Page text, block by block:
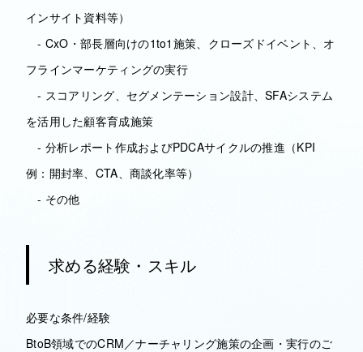
インサイト資料等）
- CxO・部長層向けの1to1施策、クローズドイベント、オ
フラインマーケティングの実行
- スコアリング、セグメンテーション設計、SFAシステム
を活用した顧客育成施策
- 分析レポート作成およびPDCAサイクルの推進（KPI
例：開封率、CTA、商談化率等）
- その他
求める経験・スキル
必要な条件/経験
BtoB領域でのCRM／ナーチャリング施策の企画・実行のご